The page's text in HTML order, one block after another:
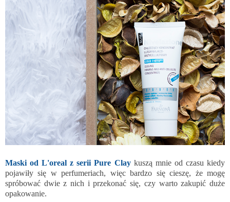
Maski od L'oreal z serii Pure Claykuszą mnie od czasu kiedy
pojawiły się w perfumeriach, więc bardzo się cieszę, że mogę
spróbować dwie z nich i przekonać się, czy warto zakupić duże
opakowanie.